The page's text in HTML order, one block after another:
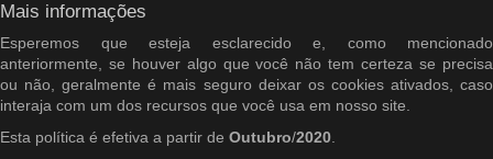
Mais informações
Esperemos que esteja esclarecido e, como mencionado
anteriormente, se houver algo que você não tem certeza se precisa
ou não, geralmente é mais seguro deixar os cookies ativados, caso
interaja com um dos recursos que você usa em nosso site.
Esta política é efetiva a partir de Outubro/2020